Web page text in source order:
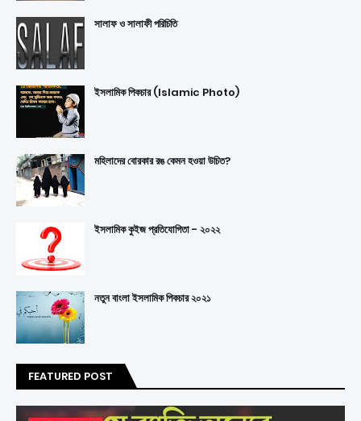
সালাফ ও সালাফী পরিচিতি
ইসলামিক পিকচার (Islamic Photo)
মহিলাদের বোরকার রঙ কেমন হওয়া উচিত?
ইসলামিক কুইজ প্রতিযোগিতা - ২০২২
নতুন বাংলা ইসলামিক পিকচার ২০২১
FEATURED POST